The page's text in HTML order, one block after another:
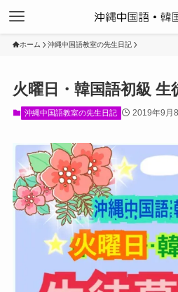
ホーム 沖縄中国語教室の先生日記
火曜日・韓国語初級 生
沖縄中国語教室の先生日記 2019年9月